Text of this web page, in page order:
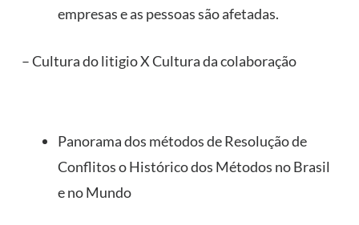
empresas e as pessoas são afetadas.
– Cultura do litigio X Cultura da colaboração
Panorama dos métodos de Resolução de
Conflitos o Histórico dos Métodos no Brasil
e no Mundo